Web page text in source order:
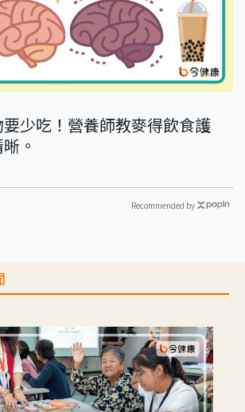
少吃！營養師教麥得飲食護
。
Recommended by